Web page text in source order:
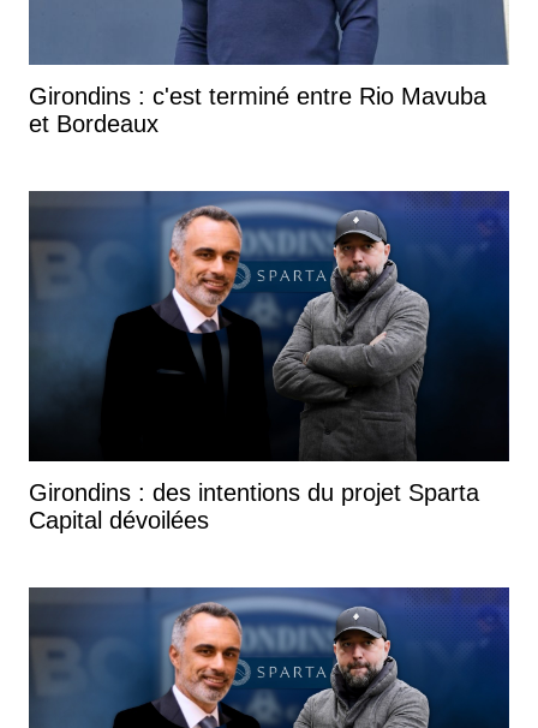
Girondins : c'est terminé entre Rio Mavuba
et Bordeaux
Girondins : des intentions du projet Sparta
Capital dévoilées